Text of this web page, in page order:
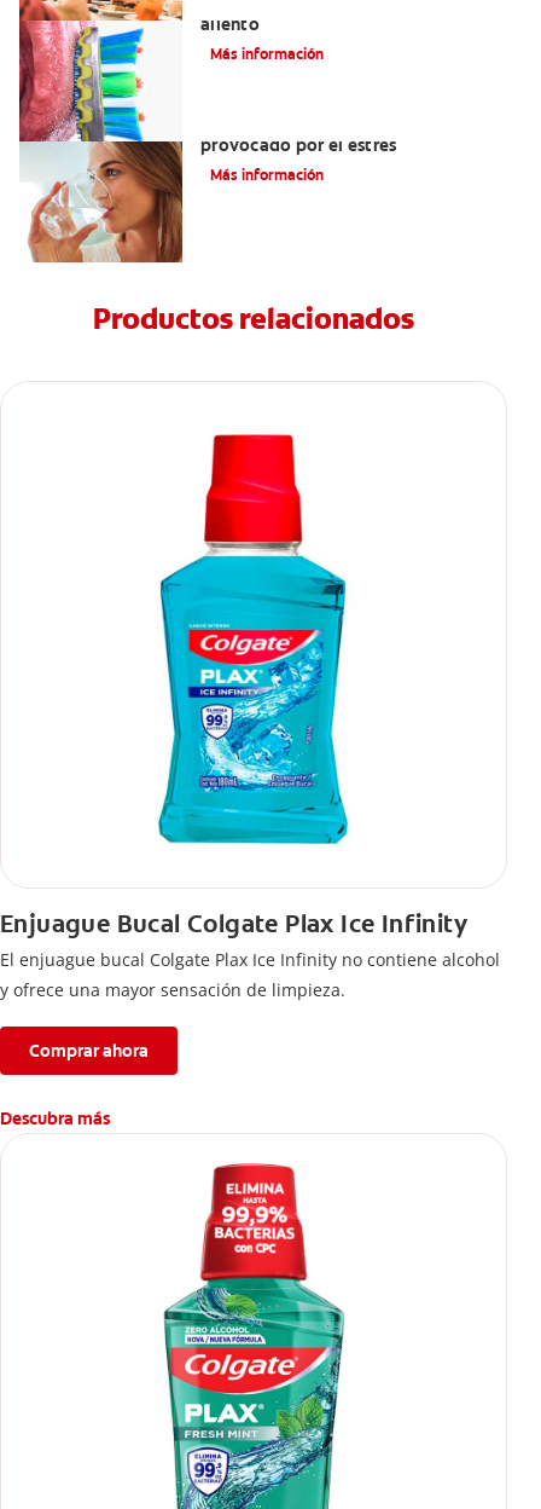
aliento
Más información
provocado por el estrés
Más información
Productos relacionados
Enjuague Bucal Colgate Plax Ice Infinity
El enjuague bucal Colgate Plax Ice Infinity no contiene alcohol
y ofrece una mayor sensación de limpieza.
Comprar ahora
Descubra más